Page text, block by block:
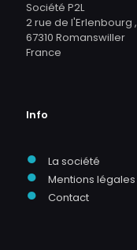
Société P2L
2 rue de l'Erlenbourg ,
67310 Romanswiller
France
Info
● La société
● Mentions légales
● Contact